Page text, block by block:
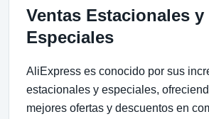
Ventas Estacionales y
Especiales
AliExpress es conocido por sus
estacionales y especiales,
mejores ofertas y descuentos en